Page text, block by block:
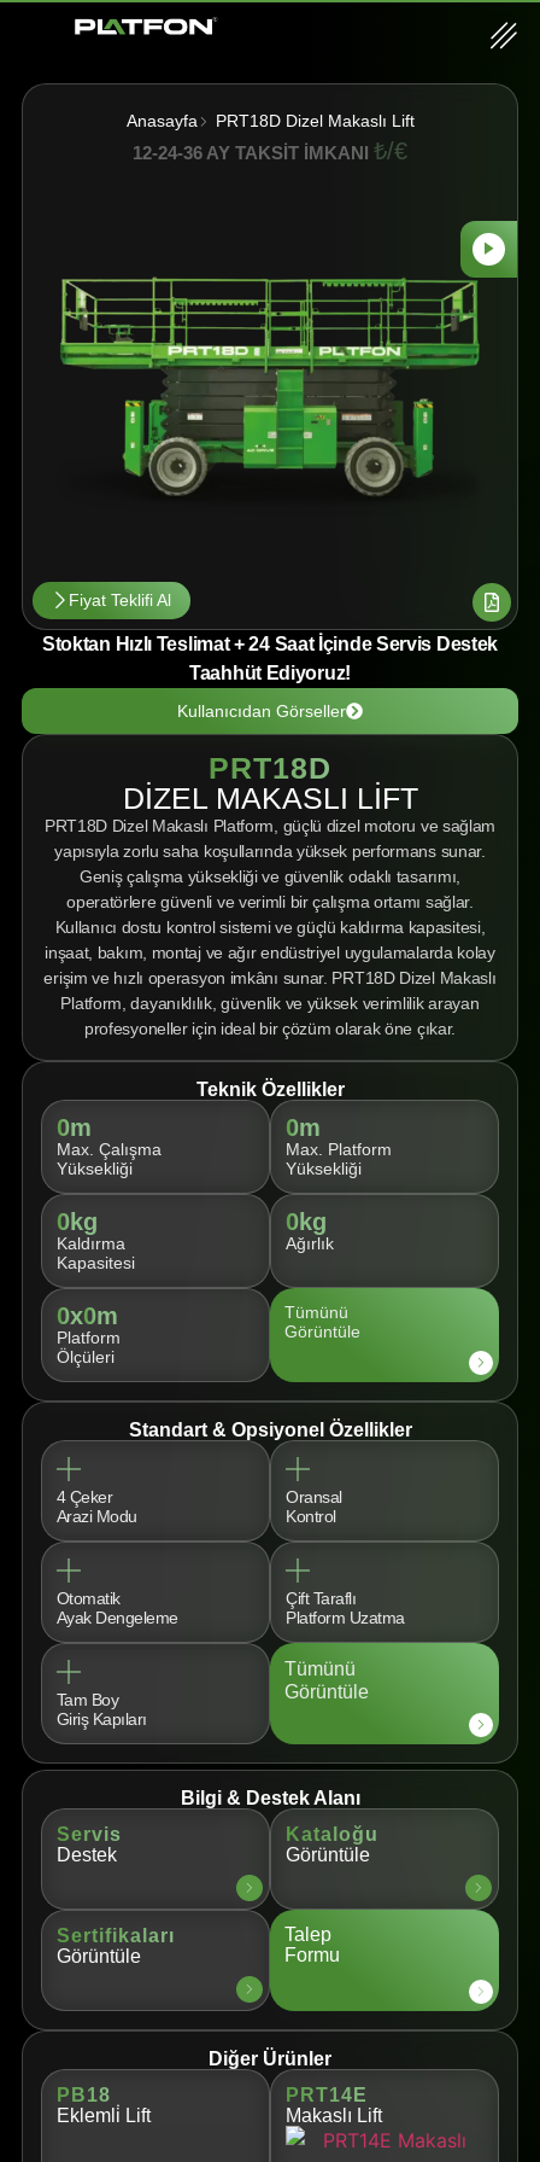
Anasayfa PRT18DDizel Makaslı Lift
Fiyat Teklifi Al
12-24-36 AY TAKSİT İMKANI ₺/€
Kullanıcıdan Görseller
Stoktan Hızlı Teslimat + 24 Saat İçinde Servis Destek
Taahhüt Ediyoruz!
PRT18D
DIZEL MAKASLI LIFT
PRT18D Dizel Makaslı Platform, güçlü dizel motoru ve sağlam
yapısıyla zorlu saha koşullarında yüksek performans sunar.
Geniş çalışma yüksekliği ve güvenlik odaklı tasarımı,
operatörlere güvenli ve verimli bir çalışma ortamı sağlar.
Kullanıcı dostu kontrol sistemi ve güçlü kaldırma kapasitesi,
inşaat, bakım, montaj ve ağır endüstriyel uygulamalarda kolay
erişim ve hızlı operasyon imkânı sunar. PRT18D Dizel Makaslı
Platform, dayanıklılık, güvenlik ve yüksek verimlilik arayan
profesyoneller için ideal bir çözüm olarak öne çıkar.
Teknik Özellikler
0m
Max. Çalışma
Yüksekliği
0m
Max. Platform
Yüksekliği
0kg
Kaldırma
Kapasitesi
0kg
Ağırlık
0x0m
Platform
Ölçüleri
Tümünü
Görüntüle
Standart & Opsiyonel Özellikler
4 Çeker
Arazi Modu
Oransal
Kontrol
Otomatik
Ayak Dengeleme
Çift Taraflı
Platform Uzatma
Tam Boy
Giriş Kapıları
Tümünü
Görüntüle
Diğer Ürünler
PB18
Eklemli̇ Lift
PRT14E
Makaslı Lift
Bilgi & Destek Alanı
Servis
Destek
Kataloğu
Görüntüle
Sertifikaları
Görüntüle
Talep
Formu